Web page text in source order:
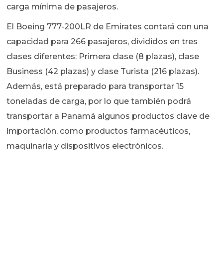
carga mínima de pasajeros.
El Boeing 777-200LR de Emirates contará con una
capacidad para 266 pasajeros, divididos en tres
clases diferentes: Primera clase (8 plazas), clase
Business (42 plazas) y clase Turista (216 plazas).
Además, está preparado para transportar 15
toneladas de carga, por lo que también podrá
transportar a Panamá algunos productos clave de
importación, como productos farmacéuticos,
maquinaria y dispositivos electrónicos.